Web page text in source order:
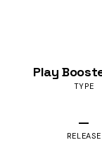
Play
TYPE
—
RELEASE